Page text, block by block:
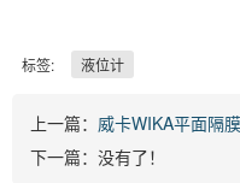
标签: 液位计
上一篇： 威卡WIKA平面隔
下一篇：没有了！